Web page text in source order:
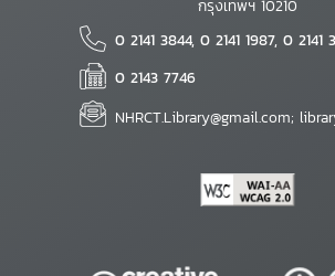
กรุงเทพฯ 10210
0 2141 3844, 0 2141 1987, 0 2141
0 2143 7746
NHRCT.Library@gmail.com;